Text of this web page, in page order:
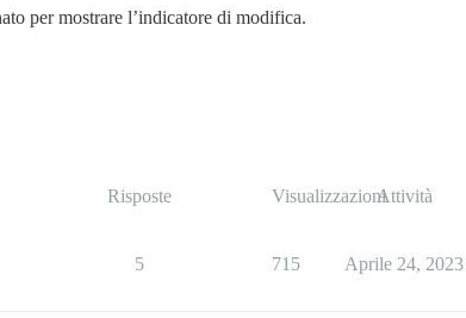
per mostrare l’indicatore di modifica.
Risposte VisualizzazioniAttività
5 715 Aprile 24, 2023